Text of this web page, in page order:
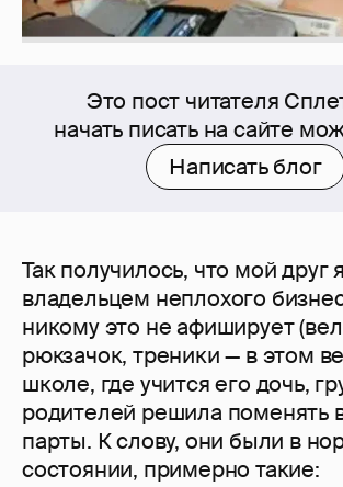
Это пост читателя
начать писать на сайте
Написать блог
Так получилось, что мой друг
владельцем неплохого
никому это не афиширует
рюкзачок, треники — в этом
школе, где учится его дочь,
родителей решила поменять
парты. К слову, они были в
состоянии, примерно такие: